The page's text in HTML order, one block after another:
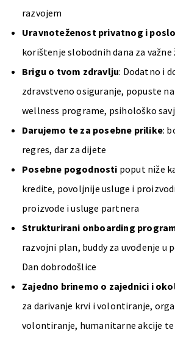
razvojem
Uravnoteženost privatnog i
korištenje slobodnih dana za
Brigu o tvom zdravlju: Dodatno i
zdravstveno osiguranje, popuste
wellness programe, psihološko
Darujemo te za posebne prilike:
regres, dar za dijete
Posebne pogodnosti poput niže
kredite, povoljnije usluge i
proizvode i usluge partnera
Strukturirani onboarding
razvojni plan, buddy za uvođenje u
Dan dobrodošlice
Zajedno brinemo o zajednici i
za darivanje krvi i volontiranje,
volontiranje, humanitarne akcije